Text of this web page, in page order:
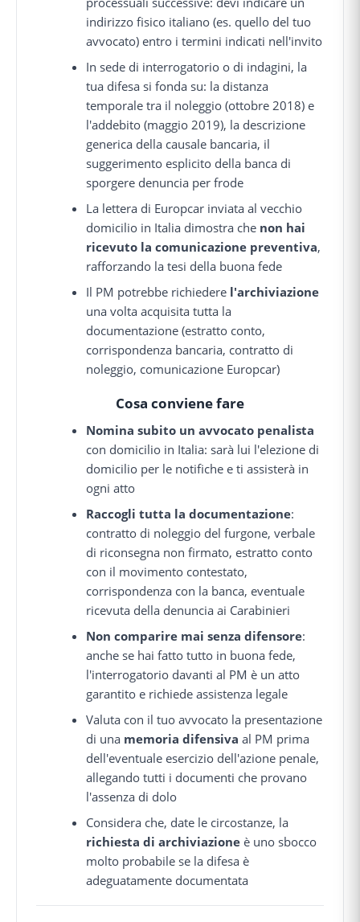
indirizzo fisico italiano (es. quello del tuo
avvocato) entro i termini indicati nell'invito
In sede di interrogatorio o di indagini, la
tua difesa si fonda su: la distanza
temporale tra il noleggio (ottobre 2018) e
l'addebito (maggio 2019), la descrizione
generica della causale bancaria, il
suggerimento esplicito della banca di
sporgere denuncia per frode
La lettera di Europcar inviata al vecchio
domicilio in Italia dimostra che non hai
ricevuto la comunicazione preventiva,
rafforzando la tesi della buona fede
Il PM potrebbe richiedere l'archiviazione
una volta acquisita tutta la
documentazione (estratto conto,
corrispondenza bancaria, contratto di
noleggio, comunicazione Europcar)
Cosa conviene fare
Nomina subito un avvocato penalista
con domicilio in Italia: sarà lui l'elezione di
domicilio per le notifiche e ti assisterà in
ogni atto
Raccogli tutta la documentazione:
contratto di noleggio del furgone, verbale
di riconsegna non firmato, estratto conto
con il movimento contestato,
corrispondenza con la banca, eventuale
ricevuta della denuncia ai Carabinieri
Non comparire mai senza difensore:
anche se hai fatto tutto in buona fede,
l'interrogatorio davanti al PM è un atto
garantito e richiede assistenza legale
Valuta con il tuo avvocato la presentazione
di una memoria difensiva al PM prima
dell'eventuale esercizio dell'azione penale,
allegando tutti i documenti che provano
l'assenza di dolo
Considera che, date le circostanze, la
richiesta di archiviazione è uno sbocco
molto probabile se la difesa è
adeguatamente documentata